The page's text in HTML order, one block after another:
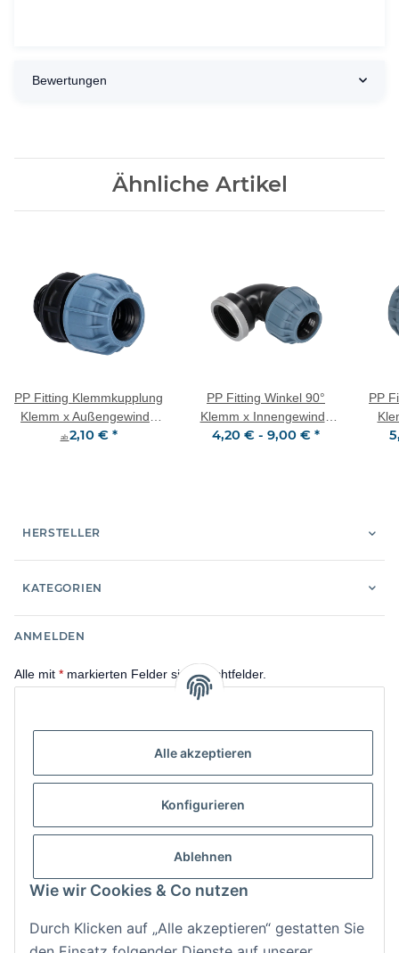
Alle akzeptieren
Konfigurieren
Ablehnen
Wie wir Cookies & Co nutzen
Durch Klicken auf „Alle akzeptieren“ gestatten Sie
Bewertungen
Ähnliche Artikel
PP Fitting Klemmkupplung
Klemm x Außengewinde
(AG) PN10
ab 2,10 € *
PP Fitting Winkel 90°
Klemm x Innengewinde
(IG) mit VA-Ring PN10
4,20 € - 9,00 € *
PP
HERSTELLER
KATEGORIEN
ANMELDEN
Alle mit * markierten Felder sind Pflichtfelder.
Anmelden
Neu hier? Jetzt registrieren!